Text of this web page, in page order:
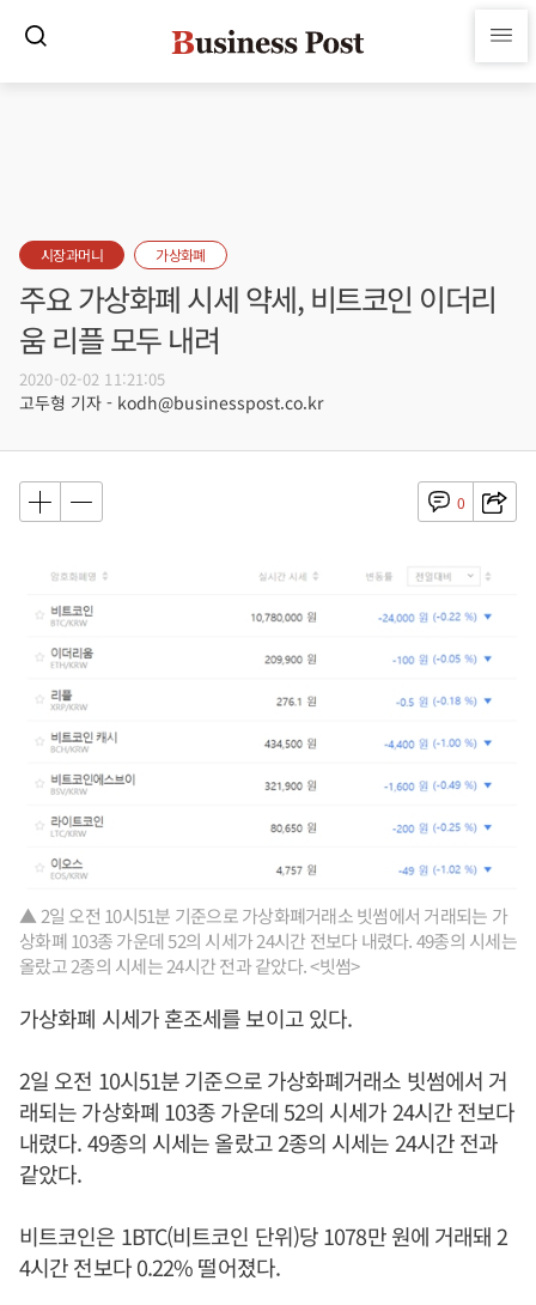
시장과머니 가상화폐
주요 가상화폐 시세 약세, 비트코인 이더리
움 리플 모두 내려
2020-02-02 11:21:05
고두형 기자 - kodh@businesspost.co.kr
0
▲ 2일 오전 10시51분 기준으로 가상화폐거래소 빗썸에서 거래되는 가
상화폐 103종 가운데 52의 시세가 24시간 전보다 내렸다. 49종의 시세는
올랐고 2종의 시세는 24시간 전과 같았다. <빗썸>
가상화폐 시세가 혼조세를 보이고 있다.
2일 오전 10시51분 기준으로 가상화폐거래소 빗썸에서 거
래되는 가상화폐 103종 가운데 52의 시세가 24시간 전보다
내렸다. 49종의 시세는 올랐고 2종의 시세는 24시간 전과
같았다.
비트코인은 1BTC(비트코인 단위)당 1078만 원에 거래돼 2
4시간 전보다 0.22% 떨어졌다.